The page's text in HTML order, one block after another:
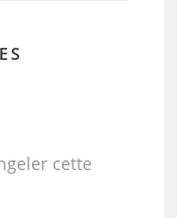
cette